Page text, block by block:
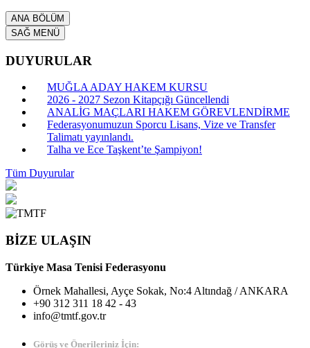
ANA BÖLÜM
SAĞ MENÜ
DUYURULAR
MUĞLA ADAY HAKEM KURSU
2026 - 2027 Sezon Kitapçığı Güncellendi
ANALİG MAÇLARI HAKEM GÖREVLENDİRME
Federasyonumuzun Sporcu Lisans, Vize ve Transfer
Talimatı yayınlandı.
Talha ve Ece Taşkent’te Şampiyon!
Tüm Duyurular
BİZE ULAŞIN
Türkiye Masa Tenisi Federasyonu
Örnek Mahallesi, Ayçe Sokak, No:4 Altındağ / ANKARA
+90 312 311 18 42 - 43
info@tmtf.gov.tr
Görüş ve Önerileriniz İçin: